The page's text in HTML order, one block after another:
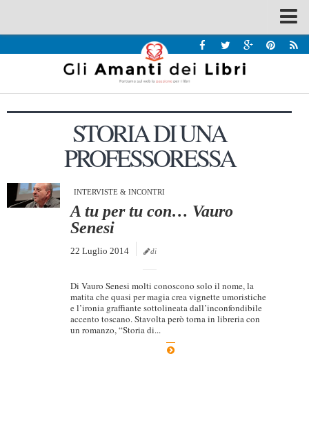
Recensioni
Interviste & Incontri
Contatti
Dicono di Noi
STORIA DI UNA
PROFESSORESSA
INTERVISTE & INCONTRI
A tu per tu con… Vauro
Senesi
22 Luglio 2014 di
Di Vauro Senesi molti conoscono solo il nome, la
matita che quasi per magia crea vignette umoristiche
e l’ironia graffiante sottolineata dall’inconfondibile
accento toscano. Stavolta però torna in libreria con
un romanzo, “Storia di...